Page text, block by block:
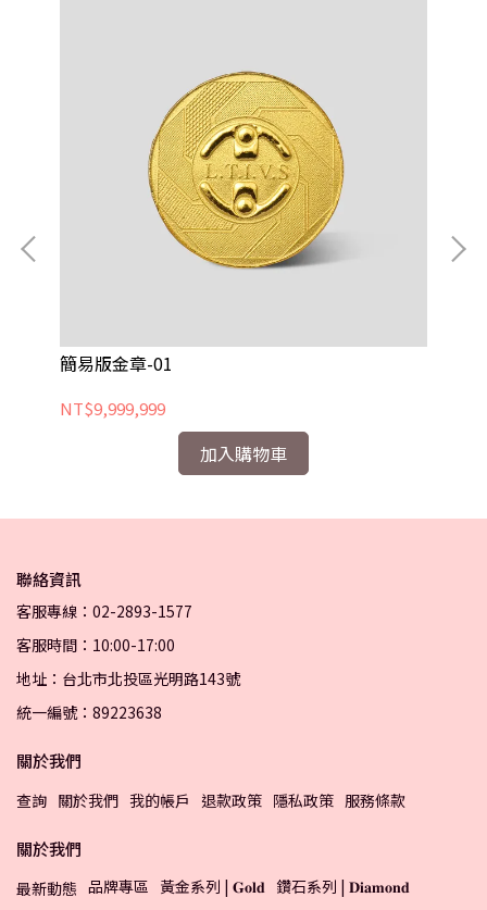
簡易版金章-01
NT$9,999,999
加入購物車
聯絡資訊
客服專線：02-2893-1577
客服時間：10:00-17:00
地址：台北市北投區光明路143號
統一編號：89223638
關於我們
查詢 關於我們 我的帳戶 退款政策 隱私政策 服務條款
關於我們
最新動態 品牌專區 黃金系列 | 𝐆𝐨𝐥𝐝 鑽石系列 | 𝐃𝐢𝐚𝐦𝐨𝐧𝐝